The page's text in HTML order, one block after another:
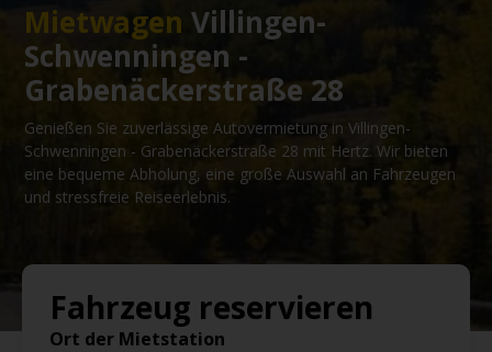
Mietwagen Villingen-
Schwenningen -
Grabenäckerstraße 28
Genießen Sie zuverlässige Autovermietung in Villingen-
Schwenningen - Grabenäckerstraße 28 mit Hertz. Wir bieten
eine bequeme Abholung, eine große Auswahl an Fahrzeugen
und stressfreie Reiseerlebnis.
Fahrzeug reservieren
Ort der Mietstation